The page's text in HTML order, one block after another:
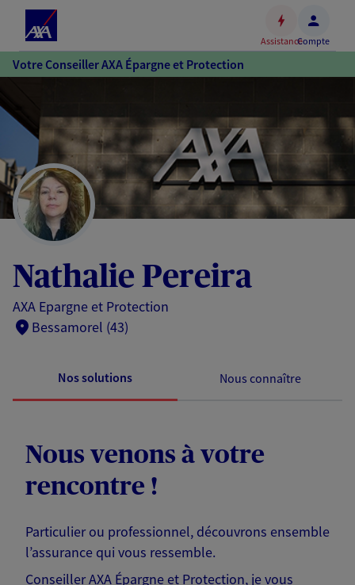
Accéder
au
Accéder
au
pied
de
page
AssistanceCompte
Votre Conseiller AXA Épargne et Protection
Nathalie Pereira
AXA Epargne et Protection
Bessamorel (43)
Nos solutions Nous connaître
Nous venons à votre
rencontre !
Particulier ou professionnel, découvrons ensemble
l’assurance qui vous ressemble.
Conseiller AXA Épargne et Protection, je vous